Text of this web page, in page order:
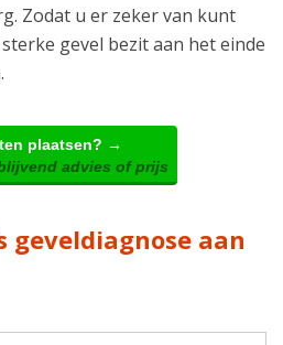
Zodat u er zeker van kunt
gevel bezit aan het einde
plaatsen? →
advies of prijs
geveldiagnose aan